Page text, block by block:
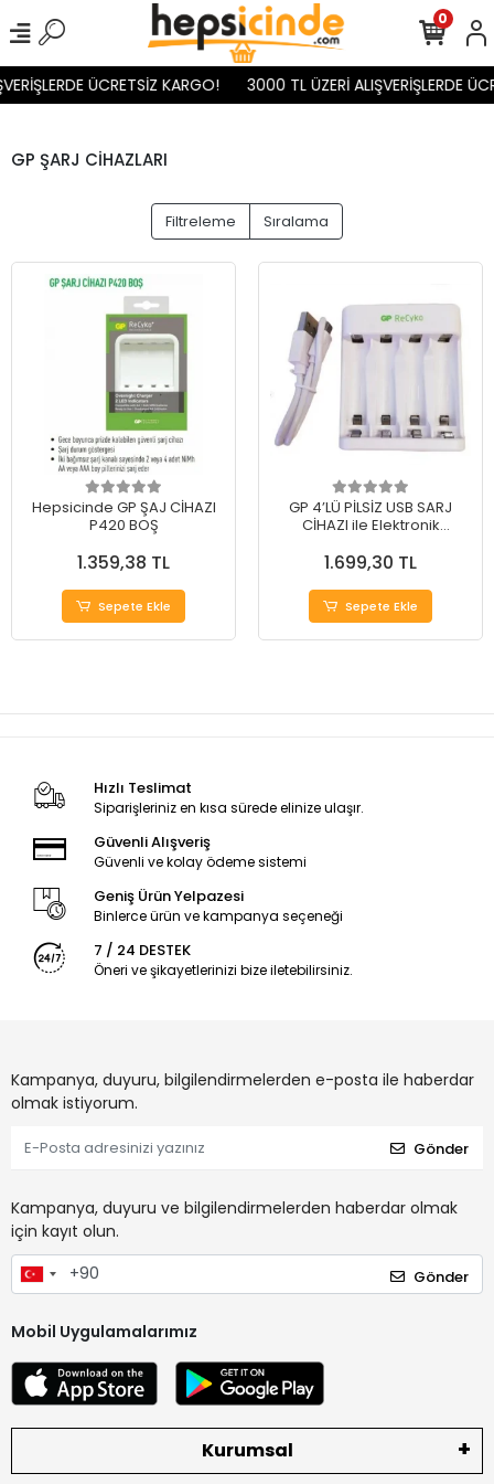
ÜCRETSİZ KARGO! 3000 TL ÜZERİ ALIŞVERİŞLERDE
0
GP ŞARJ CİHAZLARI
Filtreleme Sıralama
Hepsicinde GP ŞAJ CİHAZI
P420 BOŞ
1.359,38 TL
Sepete Ekle
GP 4’LÜ PİLSİZ USB SARJ
CİHAZI ile Elektronik
1.699,30 TL
Sepete Ekle
Hızlı Teslimat
Siparişleriniz en kısa sürede elinize ulaşır.
Güvenli Alışveriş
Güvenli ve kolay ödeme sistemi
Geniş Ürün Yelpazesi
Binlerce ürün ve kampanya seçeneği
7 / 24 DESTEK
Öneri ve şikayetlerinizi bize iletebilirsiniz.
Kampanya, duyuru, bilgilendirmelerden e-posta ile haberdar
olmak istiyorum.
Gönder
Kampanya, duyuru ve bilgilendirmelerden haberdar olmak
için kayıt olun.
Gönder
Mobil Uygulamalarımız
Kurumsal